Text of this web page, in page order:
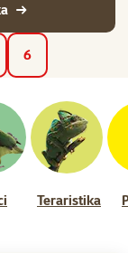
6
Teraristika